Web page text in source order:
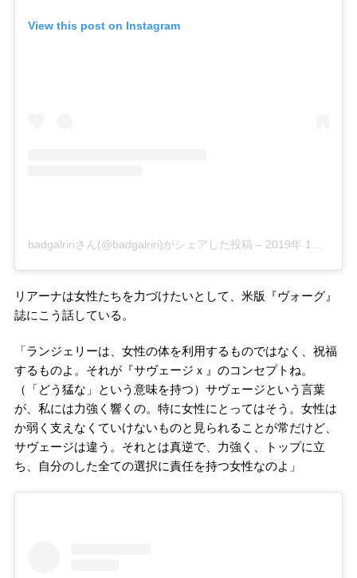
View this post on Instagram
badgalririさん(@badgalriri)がシェアした投稿 – 2019年 1月月9日午後5時13分PST
リアーナは女性たちを力づけたいとして、米版『ヴォーグ』
誌にこう話している。
「ランジェリーは、女性の体を利用するものではなく、祝福
するものよ。それが『サヴェージｘ』のコンセプトね。
（「どう猛な」という意味を持つ）サヴェージという言葉
が、私には力強く響くの。特に女性にとってはそう。女性は
か弱く支えなくていけないものと見られることが常だけど、
サヴェージは違う。それとは真逆で、力強く、トップに立
ち、自分のした全ての選択に責任を持つ女性なのよ」